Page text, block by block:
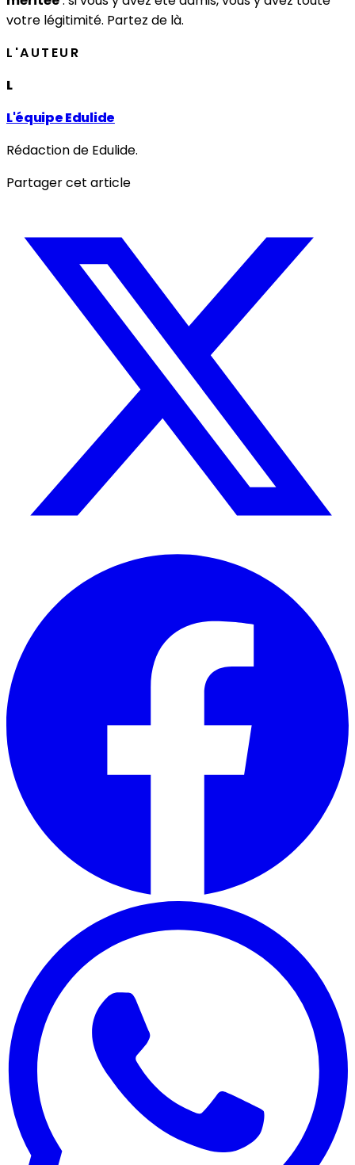
votre légitimité. Partez de là.
L'AUTEUR
L
L'équipe Edulide
Rédaction de Edulide.
Partager cet article